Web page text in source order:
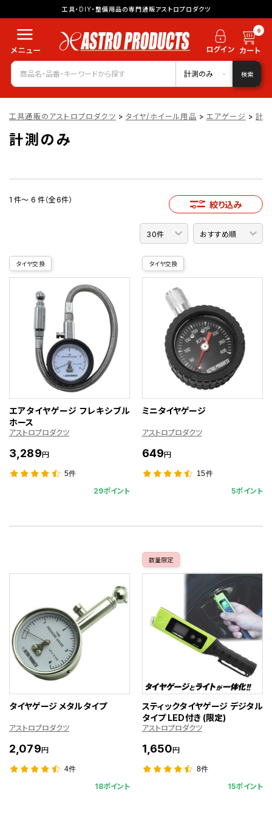
工具・DIY・整備用品の専門通販アストロプロダクツ
0
計測のみ 検索
工具通販のアストロプロダクツ > タイヤ/ホイール用品 > エアゲージ > 計
計測のみ
1 件～ 6 件（全6件） 絞り込み
タイヤ交換
エアタイヤゲージ フレキシブル
ホース
アストロプロダクツ
3,289円
5件
29ポイント
タイヤ交換
ミニタイヤゲージ
アストロプロダクツ
649円
15件
5ポイント
タイヤゲージ メタルタイプ
アストロプロダクツ
2,079円
4件
18ポイント
数量限定
スティックタイヤゲージ デジタル
タイプ LED付き (限定)
アストロプロダクツ
1,650円
8件
15ポイント